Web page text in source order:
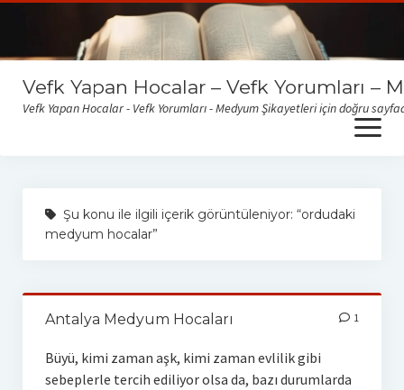
Vefk Yapan Hocalar – Vefk Yorumları –
Vefk Yapan Hocalar - Vefk Yorumları - Medyum Şikayetleri için doğru
open
menu
buraya tıklayabilirsiniz
Şu konu ile ilgili içerik görüntüleniyor: “ordudaki
medyum hocalar”
Antalya Medyum Hocaları 1
Büyü, kimi zaman aşk, kimi zaman evlilik gibi
sebeplerle tercih ediliyor olsa da, bazı durumlarda